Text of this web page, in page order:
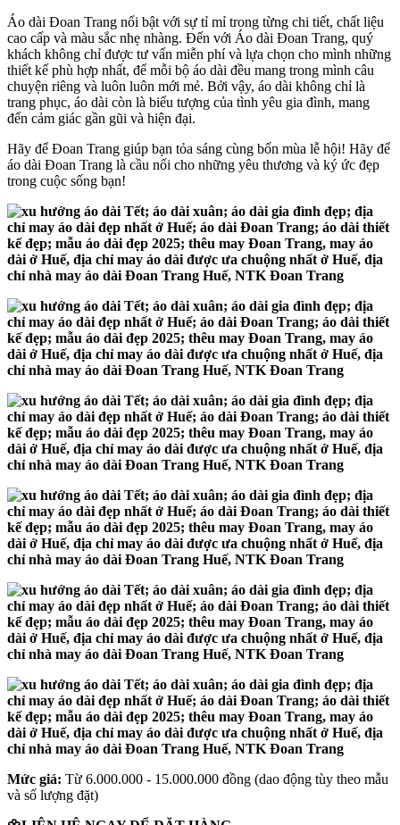
Áo dài Đoan Trang nổi bật với sự tỉ mỉ trong từng chi tiết, chất liệu
cao cấp và màu sắc nhẹ nhàng. Đến với Áo dài Đoan Trang, quý
khách không chỉ được tư vấn miễn phí và lựa chọn cho mình những
thiết kế phù hợp nhất, để mỗi bộ áo dài đều mang trong mình câu
chuyện riêng và luôn luôn mới mẻ. Bởi vậy, áo dài không chỉ là
trang phục, áo dài còn là biểu tượng của tình yêu gia đình, mang
đến cảm giác gần gũi và hiện đại.
Hãy để Đoan Trang giúp bạn tỏa sáng cùng bốn mùa lễ hội! Hãy để
áo dài Đoan Trang là cầu nối cho những yêu thương và ký ức đẹp
trong cuộc sống bạn!
Mức giá: Từ 6.000.000 - 15.000.000 đồng (dao động tùy theo mẫu
và số lượng đặt)